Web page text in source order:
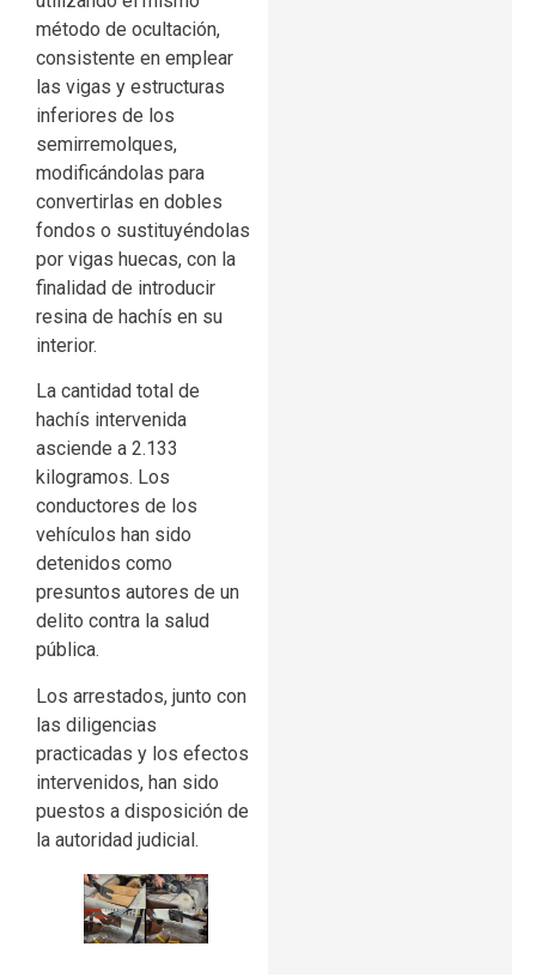
método de ocultación,
consistente en emplear
las vigas y estructuras
inferiores de los
semirremolques,
modificándolas para
convertirlas en dobles
fondos o sustituyéndolas
por vigas huecas, con la
finalidad de introducir
resina de hachís en su
interior.
La cantidad total de
hachís intervenida
asciende a 2.133
kilogramos. Los
conductores de los
vehículos han sido
detenidos como
presuntos autores de un
delito contra la salud
pública.
Los arrestados, junto con
las diligencias
practicadas y los efectos
intervenidos, han sido
puestos a disposición de
la autoridad judicial.